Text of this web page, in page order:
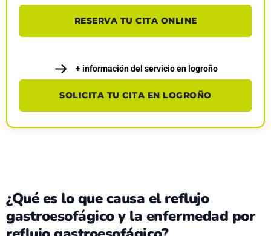
RESERVA TU CITA ONLINE
+ información del servicio en logroño
SOLICITA TU CITA EN LOGROÑO
¿Qué es lo que causa el reflujo
gastroesofágico y la enfermedad por